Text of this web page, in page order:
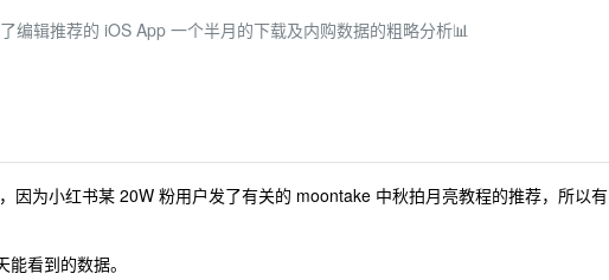
编辑推荐的 iOS App 一个半月的下载及内购数据的粗略分析📊
因为小红书某 20W 粉用户发了有关的 moontake 中秋拍月亮教程的推荐，所以有
看到的数据。